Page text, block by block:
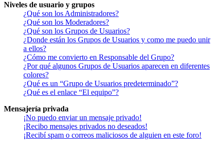
Niveles de usuario y grupos
¿Qué son los Administradores?
¿Qué son los Moderadores?
¿Qué son los Grupos de Usuarios?
¿Donde están los Grupos de Usuarios y como me puedo unir
a ellos?
¿Cómo me convierto en Responsable del Grupo?
¿Por qué algunos Grupos de Usuarios aparecen en diferentes
colores?
¿Qué es un “Grupo de Usuarios predeterminado”?
¿Qué es el enlace “El equipo”?
Mensajería privada
¡No puedo enviar un mensaje privado!
¡Recibo mensajes privados no deseados!
¡Recibí spam o correos maliciosos de alguien en este foro!